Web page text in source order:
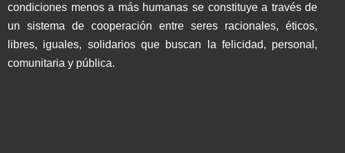
condiciones menos a más humanas se constituye a través de
un sistema de cooperación entre seres racionales, éticos,
libres, iguales, solidarios que buscan la felicidad, personal,
comunitaria y pública.